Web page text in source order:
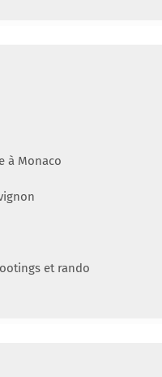
à Monaco
et rando